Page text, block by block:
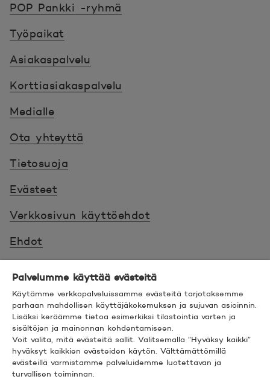
POP Pankki -ryhmä
Työpaikat
Asiakaspalvelu
Korttiasiakaspalvelu
Medialle
Ota yhteyttä
Tietosuoja
Evästeet
Verkkosivun käyttöehdot
Ehdot
Saavutettavuus
Hyödyllistä tietää
© 2026 POP Pankki,Hevosenkenkä 3, 02600
ESPOO
Palvelumme käyttää evästeitä
Käytämme verkkopalveluissamme evästeitä tarjotaksemme
parhaan mahdollisen käyttäjäkokemuksen ja sujuvan asioinnin.
Lisäksi keräämme tietoa esimerkiksi tilastointia varten ja
sisältöjen ja mainonnan kohdentamiseen.
Voit valita, mitä evästeitä sallit. Valitsemalla ”Hyväksy kaikki”
hyväksyt kaikkien evästeiden käytön. Välttämättömillä
evästeillä varmistamme palveluidemme luotettavan ja
turvallisen toiminnan.